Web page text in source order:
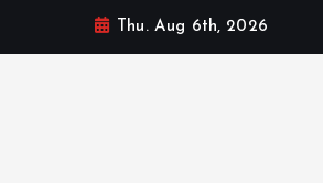
Thu. Aug 6th, 2026